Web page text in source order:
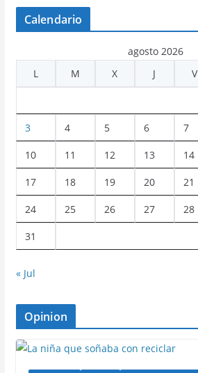
Calendario
agosto 2026
L
M X J V
3 4 5 6 7
10 11 12 13 14
17 18 19 20 21
24 25 26 27 28
31
« Jul
Opinion